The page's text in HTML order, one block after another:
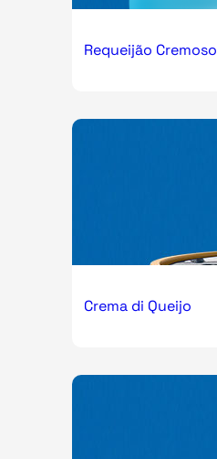
Requeijão Cremoso
Crema di Queijo